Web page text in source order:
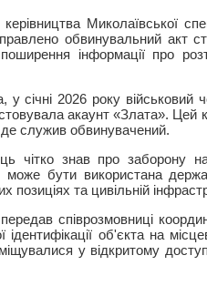
Миколаївської
обвинувальний акт
поширення інформації про
у січні 2026 року
акаунт «Злата». Цей
де служив обвинувачений.
чітко знав про
може бути використана
позиціях та цивільній
співрозмовниці
ідентифікації об'єкта на
у відкритому